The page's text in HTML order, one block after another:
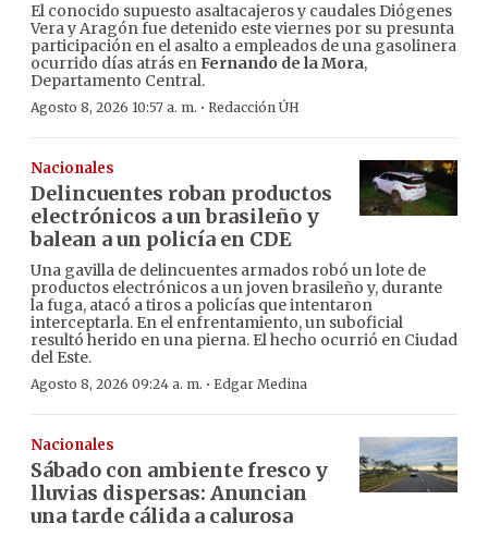
El conocido supuesto asaltacajeros y caudales Diógenes
Vera y Aragón fue detenido este viernes por su presunta
participación en el asalto a empleados de una gasolinera
ocurrido días atrás enFernando de la Mora,
Departamento Central.
Agosto 8, 2026 10:57 a. m. · Redacción ÚH
Nacionales
Delincuentes roban productos
electrónicos a un brasileño y
balean a un policía en CDE
Una gavilla de delincuentes armados robó un lote de
productos electrónicos a un joven brasileño y, durante
la fuga, atacó a tiros a policías que intentaron
interceptarla. En el enfrentamiento, un suboficial
resultó herido en una pierna. El hecho ocurrió en Ciudad
del Este.
Agosto 8, 2026 09:24 a. m. · Edgar Medina
Nacionales
Sábado con ambiente fresco y
lluvias dispersas: Anuncian
una tarde cálida a calurosa